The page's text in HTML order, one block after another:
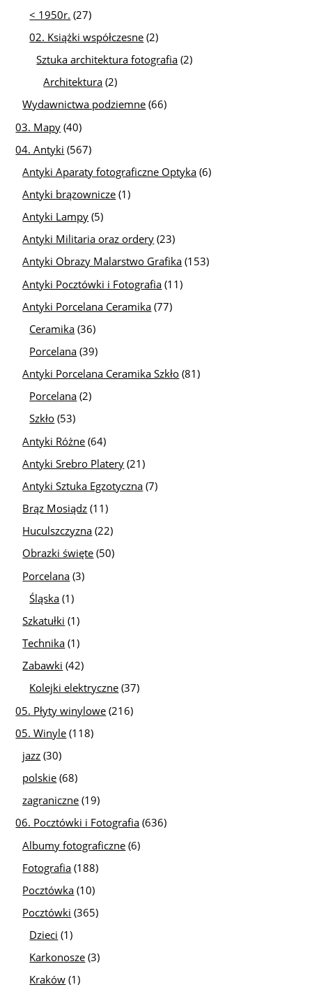
< 1950r. (27)
02. Książki współczesne (2)
Sztuka architektura fotografia (2)
Architektura (2)
Wydawnictwa podziemne (66)
03. Mapy (40)
04. Antyki (567)
Antyki Aparaty fotograficzne Optyka (6)
Antyki brązownicze (1)
Antyki Lampy (5)
Antyki Militaria oraz ordery (23)
Antyki Obrazy Malarstwo Grafika (153)
Antyki Pocztówki i Fotografia (11)
Antyki Porcelana Ceramika (77)
Ceramika (36)
Porcelana (39)
Antyki Porcelana Ceramika Szkło (81)
Porcelana (2)
Szkło (53)
Antyki Różne (64)
Antyki Srebro Platery (21)
Antyki Sztuka Egzotyczna (7)
Brąz Mosiądz (11)
Huculszczyzna (22)
Obrazki święte (50)
Porcelana (3)
Śląska (1)
Szkatułki (1)
Technika (1)
Zabawki (42)
Kolejki elektryczne (37)
05. Płyty winylowe (216)
05. Winyle (118)
jazz (30)
polskie (68)
zagraniczne (19)
06. Pocztówki i Fotografia (636)
Albumy fotograficzne (6)
Fotografia (188)
Pocztówka (10)
Pocztówki (365)
Dzieci (1)
Karkonosze (3)
Kraków (1)